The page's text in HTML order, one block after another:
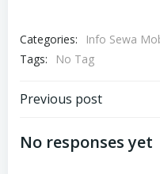
Categories:
Info Sewa
Tags:
No Tag
Post
navigation
Previous post
No responses yet